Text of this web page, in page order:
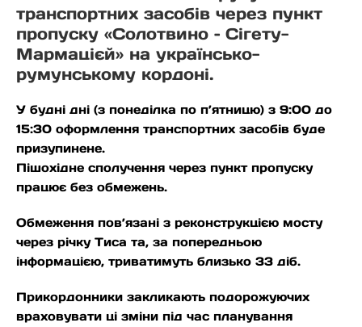
транспортних засобів через пункт
пропуску «Солотвино – Сігету-
Мармацієй» на українсько-
румунському кордоні.
У будні дні (з понеділка по п’ятницю) з 9:00 до
15:30 оформлення транспортних засобів буде
призупинене.
Пішохідне сполучення через пункт пропуску
працює без обмежень.
Обмеження пов’язані з реконструкцією мосту
через річку Тиса та, за попередньою
інформацією, триватимуть близько 33 діб.
Прикордонники закликають подорожуючих
враховувати ці зміни під час планування